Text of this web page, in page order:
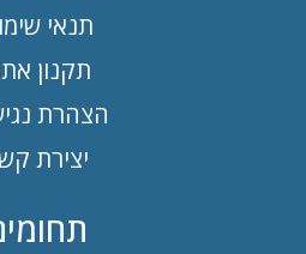
תנאי
תקנון
הצהרת
יצירת